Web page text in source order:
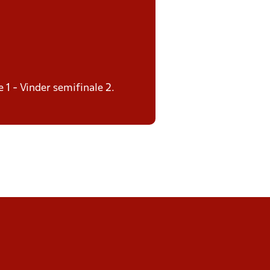
1 - Vinder semifinale 2.